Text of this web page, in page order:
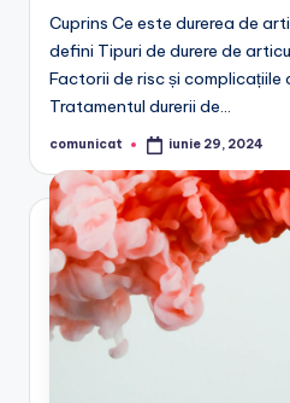
Cuprins Ce este durerea de
defini Tipuri de durere de
Factorii de risc și complicațiile
Tratamentul durerii de…
Posted
comunicat iunie 29, 2024